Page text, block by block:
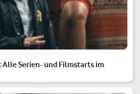
Alle Serien- und Filmstarts im